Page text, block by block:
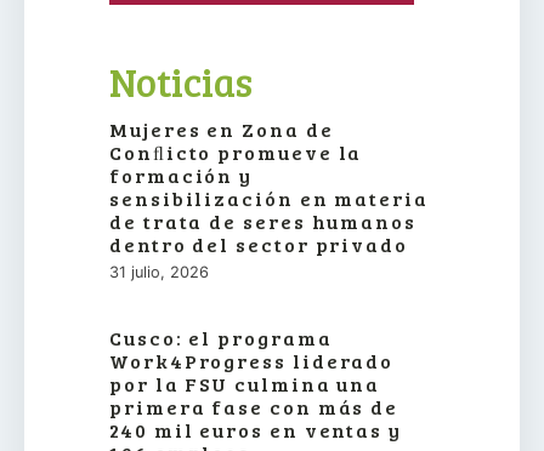
Noticias
Mujeres en Zona de
Conﬂicto promueve la
formación y
sensibilización en materia
de trata de seres humanos
dentro del sector privado
31 julio, 2026
Cusco: el programa
Work4Progress liderado
por la FSU culmina una
primera fase con más de
240 mil euros en ventas y